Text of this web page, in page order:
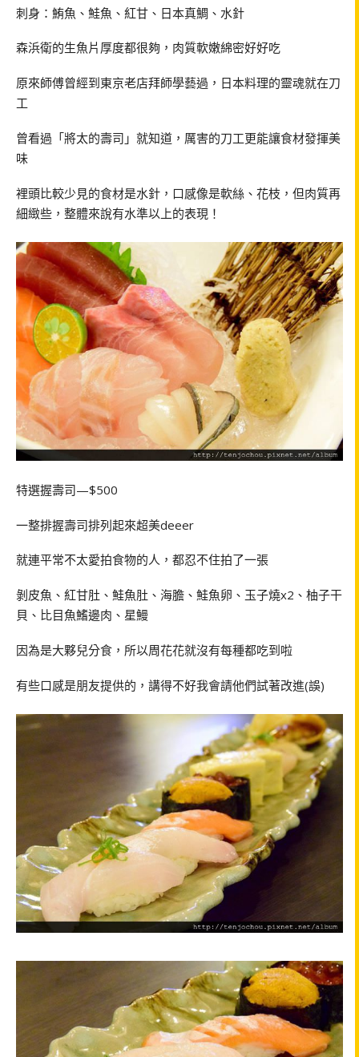
刺身：鮪魚、鮭魚、紅甘、日本真鯛、水針
森浜衛的生魚片厚度都很夠，肉質軟嫩綿密好好吃
原來師傅曾經到東京老店拜師學藝過，日本料理的靈魂就在刀
工
曾看過「將太的壽司」就知道，厲害的刀工更能讓食材發揮美
味
裡頭比較少見的食材是水針，口感像是軟絲、花枝，但肉質再
細緻些，整體來說有水準以上的表現！
特選握壽司—$500
一整排握壽司排列起來超美deeer
就連平常不太愛拍食物的人，都忍不住拍了一張
剝皮魚、紅甘肚、鮭魚肚、海膽、鮭魚卵、玉子燒x2、柚子干
貝、比目魚鰭邊肉、星鰻
因為是大夥兒分食，所以周花花就沒有每種都吃到啦
有些口感是朋友提供的，講得不好我會請他們試著改進(誤)